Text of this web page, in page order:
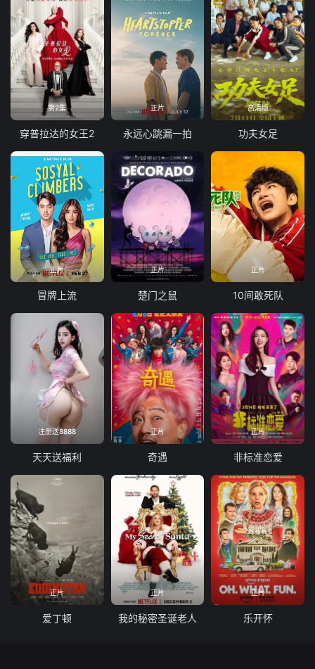
第2集
穿普拉达的女王2
正片
永远心跳漏一拍
高清版
功夫女足
正片
冒牌上流
正片
楚门之鼠
正片
10间敢死队
注册送8888
天天送福利
正片
奇遇
正片
非标准恋爱
正片
爱丁顿
正片
我的秘密圣诞老人
正片
乐开怀